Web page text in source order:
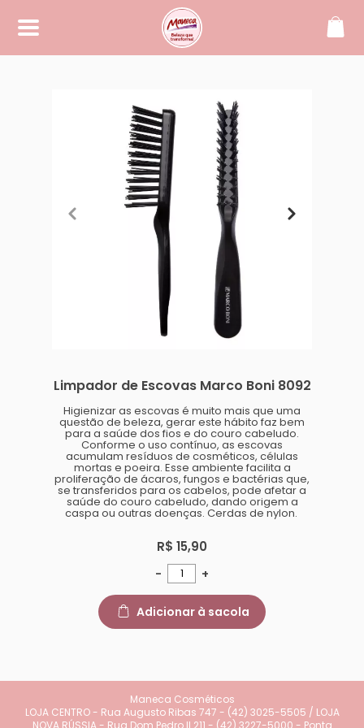
Maneca, beleza que transforma!
manecacosmeticos@yahoo.
Limpador de Escovas Marco Boni 8092
Higienizar as escovas é muito mais que uma
questão de beleza, gerar este hábito faz bem
para a saúde dos fios e do couro cabeludo.
Conforme o uso contínuo, as escovas
acumulam resíduos de cosméticos, células
mortas e poeira. Esse ambiente facilita a
proliferação de ácaros, fungos e bactérias que,
se transferidos para os cabelos, pode afetar a
saúde do couro cabeludo, dando origem a
caspa ou outras doenças. Cerdas de nylon.
R$ 15,90
- +
Adicionar à sacola
Maneca Cosméticos
LOJA CENTRO - Rua Augusto Ribas 747 - (42) 3025-5505 / LOJA
NOVA RÚSSIA - Rua Dom Pedro II 211 - (42) 3227-5000 - Ponta